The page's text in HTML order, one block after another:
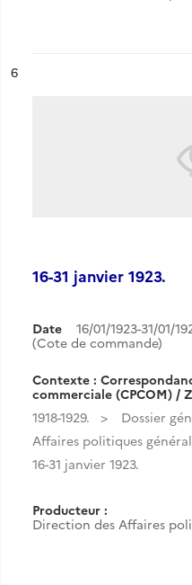
n°
6
16-31 janvier 1923.
Date 16/01/1923-31/01/
(Cote de commande)
Contexte :
commerciale (CPCOM) /
1918-1929.
Dossier
Affaires politiques
16-31 janvier 1923.
Producteur :
Direction des Affaires